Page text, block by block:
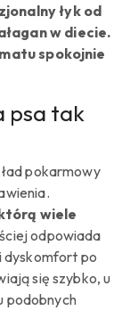
łyk od
w diecie.
spokojnie
psa tak
pokarmowy
wiele
odpowiada
dyskomfort po
się szybko, u
podobnych